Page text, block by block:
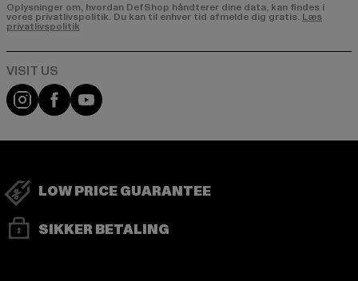
Oplysninger om, hvordan DefShop håndterer dine data, kan findes i
vores privatlivspolitik. Du kan til enhver tid afmelde dig gratis. Læs
privatlivspolitik
Visit our Instagram page:
Visit our Facebook page:
Visit our YouTube channel:
LOW PRICE GUARANTEE
SIKKER BETALING